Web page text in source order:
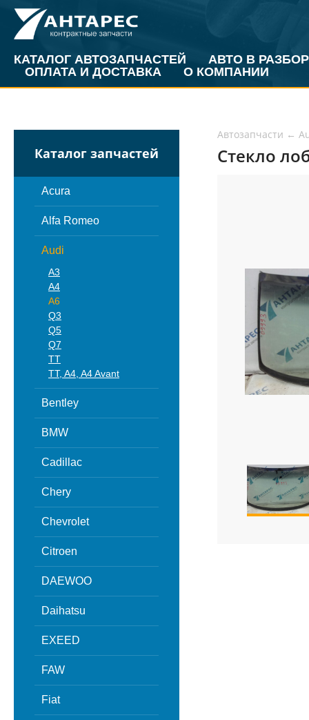
КАТАЛОГ АВТОЗАПЧАСТЕЙ
АВТО В РАЗБОР
ОПЛАТА И ДОСТАВКА
О КОМПАНИИ
Каталог запчастей
Acura
Alfa Romeo
Audi
A3
A4
A6
Q3
Q5
Q7
TT
TT, A4, A4 Avant
Bentley
BMW
Cadillac
Chery
Chevrolet
Citroen
DAEWOO
Daihatsu
EXEED
FAW
Fiat
Автозапчасти ←
Стекло